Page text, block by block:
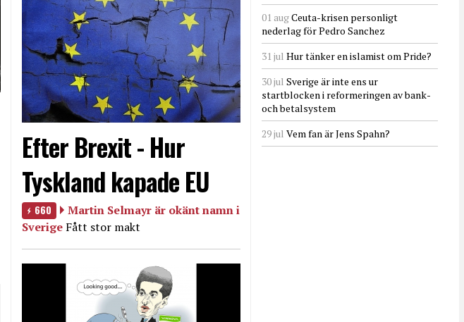
Efter Brexit - Hur
Tyskland kapade EU
660
Martin Selmayr är okänt namn i
Sverige Fått stor makt
01 augCeuta-krisen personligt
nederlag för Pedro Sanchez
31 jul Hur tänker en islamist om Pride?
30 jul Sverige är inte ens ur
startblocken i reformeringen av bank-
och betalsystem
29 jul Vem fan är Jens Spahn?